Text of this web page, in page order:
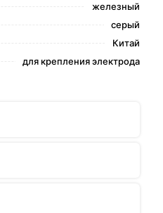
железный
серый
Китай
для крепления электрода